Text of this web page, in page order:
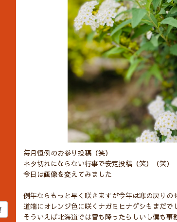
毎月恒例のお参り投稿（笑）
ネタ切れにならない行事で安定投稿（笑）（笑）
今日は画像を変えてみました
例年ならもっと早く咲きますが今年は寒の戻り
道端にオレンジ色に咲くナガミヒナゲシもまだで
そういえば北海道では雪も降ったらしいし僕も